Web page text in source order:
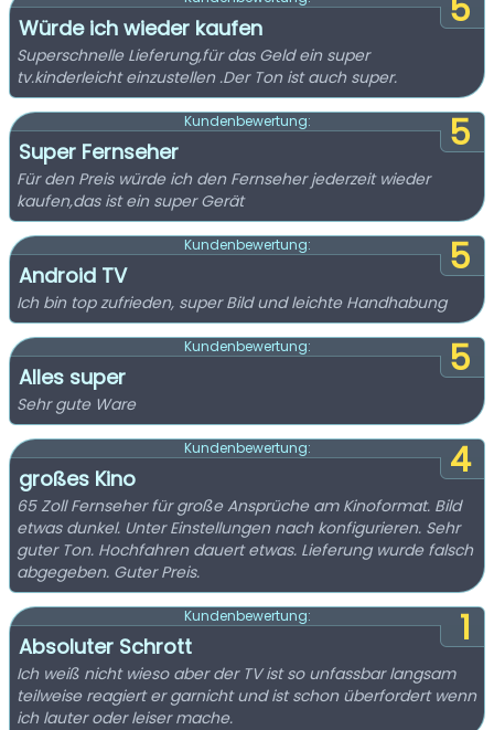
5
Würde ich wieder kaufen
Superschnelle Lieferung,für das Geld ein super
tv.kinderleicht einzustellen .Der Ton ist auch super.
5
Kundenbewertung:
Super Fernseher
Für den Preis würde ich den Fernseher jederzeit wieder
kaufen,das ist ein super Gerät
5
Kundenbewertung:
Android TV
Ich bin top zufrieden, super Bild und leichte Handhabung
5
Kundenbewertung:
Alles super
Sehr gute Ware
4
Kundenbewertung:
großes Kino
65 Zoll Fernseher für große Ansprüche am Kinoformat. Bild
etwas dunkel. Unter Einstellungen nach konfigurieren. Sehr
guter Ton. Hochfahren dauert etwas. Lieferung wurde falsch
abgegeben. Guter Preis.
1
Kundenbewertung:
Absoluter Schrott
Ich weiß nicht wieso aber der TV ist so unfassbar langsam
teilweise reagiert er garnicht und ist schon überfordert wenn
ich lauter oder leiser mache.